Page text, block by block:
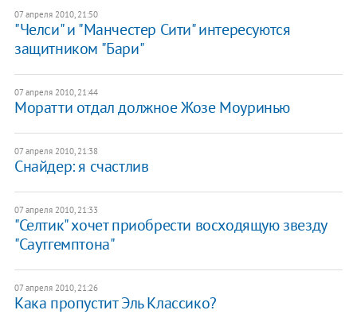
07 апреля 2010, 21:50
"Челси" и "Манчестер Сити" интересуются
защитником "Бари"
07 апреля 2010, 21:44
Моратти отдал должное Жозе Моуринью
07 апреля 2010, 21:38
Снайдер: я счастлив
07 апреля 2010, 21:33
"Селтик" хочет приобрести восходящую звезду
"Саутгемптона"
07 апреля 2010, 21:26
Кака пропустит Эль Классико?